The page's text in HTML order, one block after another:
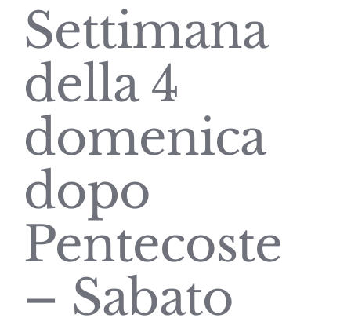
Settimana
della 4
domenica
dopo
Pentecoste
– Sabato